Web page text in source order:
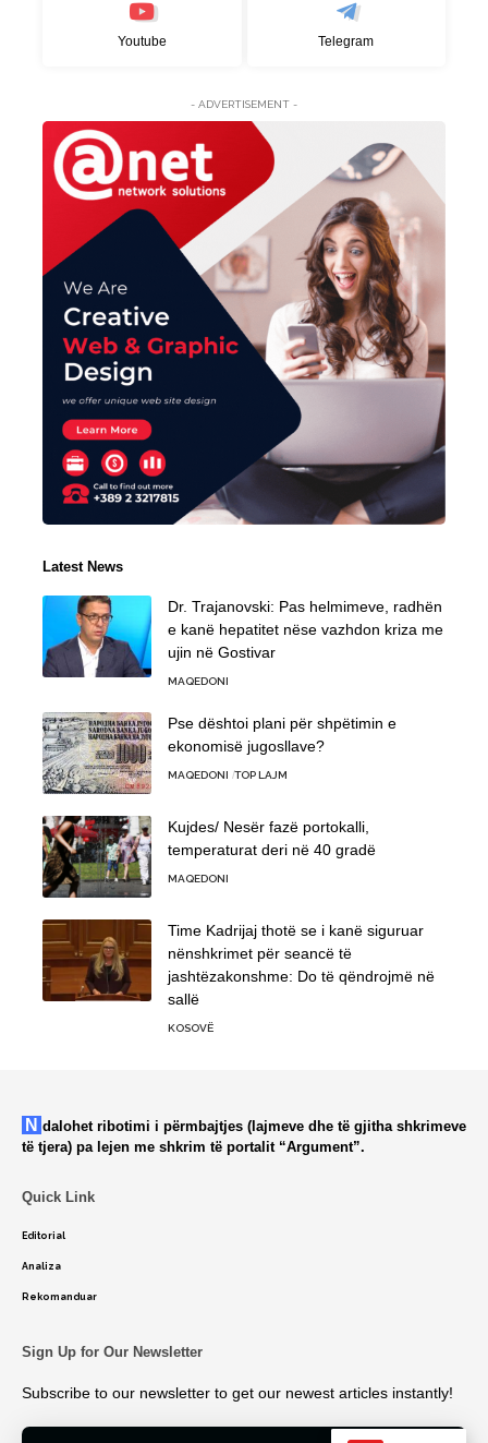
Youtube Telegram
- ADVERTISEMENT -
Latest News
Dr. Trajanovski: Pas helmimeve, radhën
e kanë hepatitet nëse vazhdon kriza me
ujin në Gostivar
MAQEDONI
Pse dështoi plani për shpëtimin e
ekonomisë jugosllave?
MAQEDONI TOP LAJM
Kujdes/ Nesër fazë portokalli,
temperaturat deri në 40 gradë
MAQEDONI
Time Kadrijaj thotë se i kanë siguruar
nënshkrimet për seancë të
jashtëzakonshme: Do të qëndrojmë në
sallë
KOSOVË
Ndalohet ribotimi i përmbajtjes (lajmeve dhe të gjitha shkrimeve
të tjera) pa lejen me shkrim të portalit “Argument”.
Quick Link
Editorial
Analiza
Rekomanduar
Sign Up for Our Newsletter
Subscribe to our newsletter to get our newest articles instantly!